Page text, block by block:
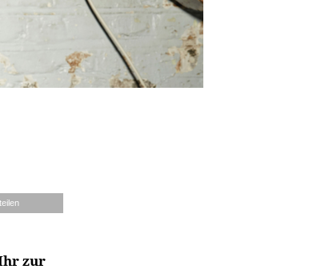
teilen
zur